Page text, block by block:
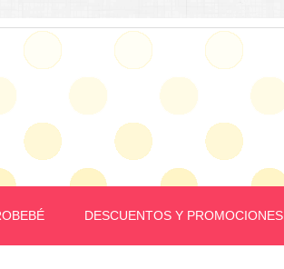
DESCUENTOS Y PROMOCIONES